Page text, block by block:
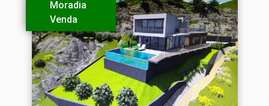
Moradia
Venda